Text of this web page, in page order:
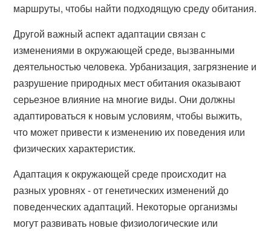
маршруты, чтобы найти подходящую среду обитания.
Другой важный аспект адаптации связан с
изменениями в окружающей среде, вызванными
деятельностью человека. Урбанизация, загрязнение и
разрушение природных мест обитания оказывают
серьезное влияние на многие виды. Они должны
адаптироваться к новым условиям, чтобы выжить,
что может привести к изменению их поведения или
физических характеристик.
Адаптация к окружающей среде происходит на
разных уровнях - от генетических изменений до
поведенческих адаптаций. Некоторые организмы
могут развивать новые физиологические или